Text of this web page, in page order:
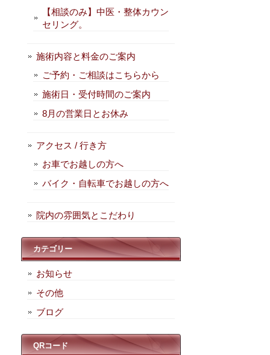
【相談のみ】中医・整体カウン
セリング。
施術内容と料金のご案内
ご予約・ご相談はこちらから
施術日・受付時間のご案内
8月の営業日とお休み
アクセス / 行き方
お車でお越しの方へ
バイク・自転車でお越しの方へ
院内の雰囲気とこだわり
カテゴリー
お知らせ
その他
ブログ
QRコード